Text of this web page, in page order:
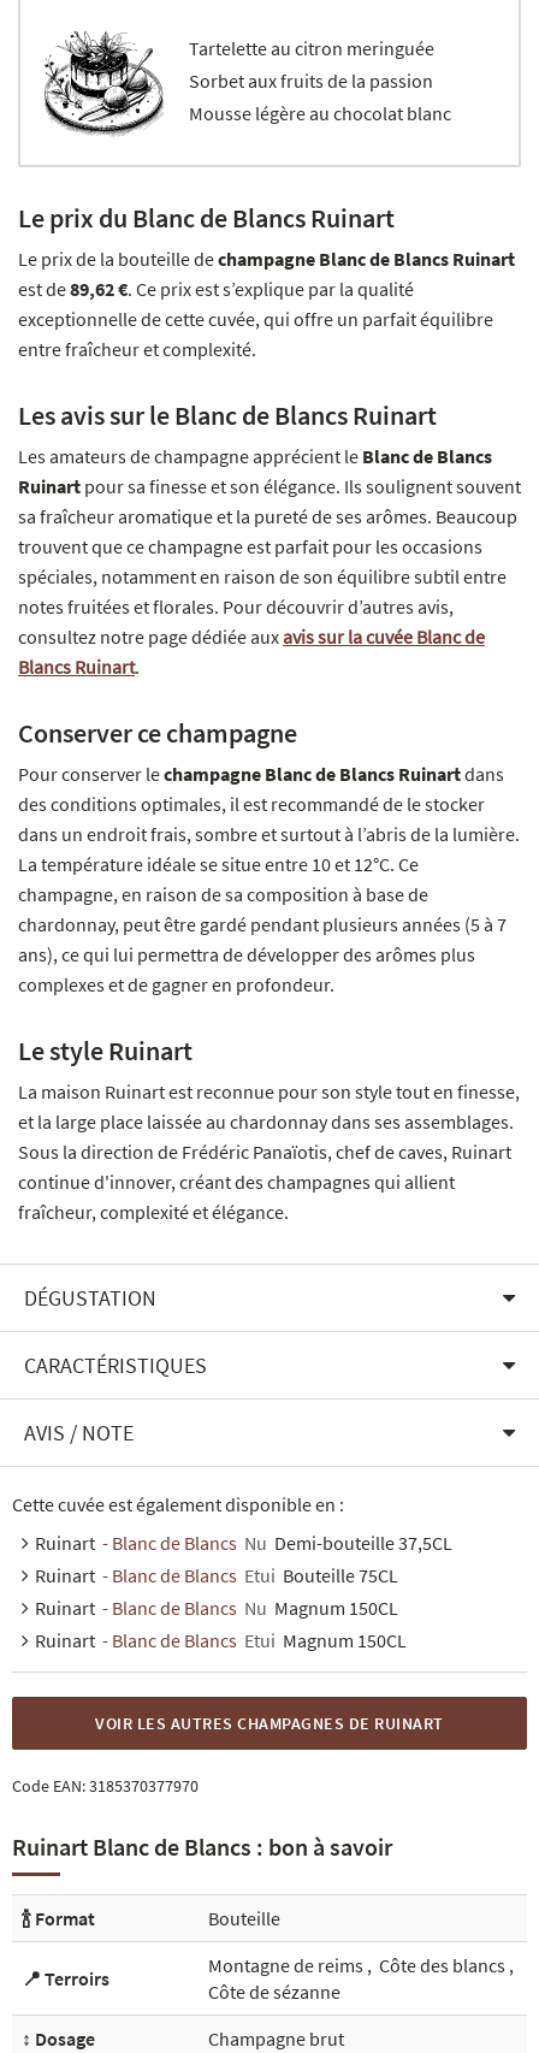
Tartelette au citron meringuée
Sorbet aux fruits de la passion
Mousse légère au chocolat blanc
Le prix du Blanc de Blancs Ruinart
Le prix de la bouteille dechampagne Blanc de Blancs Ruinart
est de89,62 €. Ce prix est s’explique par la qualité
exceptionnelle de cette cuvée, qui offre un parfait équilibre
entre fraîcheur et complexité.
Les avis sur le Blanc de Blancs Ruinart
Les amateurs de champagne apprécient le Blanc de Blancs
Ruinart pour sa finesse et son élégance. Ils soulignent souvent
sa fraîcheur aromatique et la pureté de ses arômes. Beaucoup
trouvent que ce champagne est parfait pour les occasions
spéciales, notamment en raison de son équilibre subtil entre
notes fruitées et florales. Pour découvrir d’autres avis,
consultez notre page dédiée auxavis sur la cuvée Blanc de
Blancs Ruinart.
Conserver ce champagne
Pour conserver lechampagne Blanc de Blancs Ruinartdans
des conditions optimales, il est recommandé de le stocker
dans un endroit frais, sombre et surtout à l’abris de la lumière.
La température idéale se situe entre 10 et 12°C. Ce
champagne, en raison de sa composition à base de
chardonnay, peut être gardé pendant plusieurs années (5 à 7
ans), ce qui lui permettra de développer des arômes plus
complexes et de gagner en profondeur.
Le style Ruinart
La maison Ruinart est reconnue pour son style tout en finesse,
et la large place laissée au chardonnay dans ses assemblages.
Sous la direction de Frédéric Panaïotis, chef de caves, Ruinart
continue d'innover, créant des champagnes qui allient
fraîcheur, complexité et élégance.
DÉGUSTATION
CARACTÉRISTIQUES
AVIS / NOTE
Cette cuvée est également disponible en :
Ruinart - Blanc de Blancs Nu Demi-bouteille 37,5CL
Ruinart - Blanc de Blancs Etui Bouteille 75CL
Ruinart - Blanc de Blancs Nu Magnum 150CL
Ruinart - Blanc de Blancs Etui Magnum 150CL
VOIR LES AUTRES CHAMPAGNES DE RUINART
Code EAN:3185370377970
Ruinart Blanc de Blancs : bon à savoir
🍾 Format Bouteille
📍 Terroirs
Montagne de reims , Côte des blancs ,
Côte de sézanne
↕️ Dosage
Champagne brut